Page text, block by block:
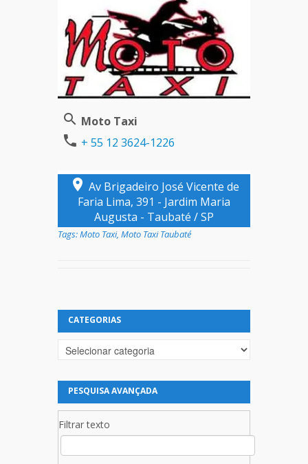
Moto Taxi
+ 55 12 3624-1226
Av Brigadeiro José Vicente de
Faria Lima, 391 - Jardim Maria
Augusta - Taubaté / SP
Tags:Moto Taxi, Moto Taxi Taubaté
CATEGORIAS
Categorias
PESQUISA AVANÇADA
Filtrar texto